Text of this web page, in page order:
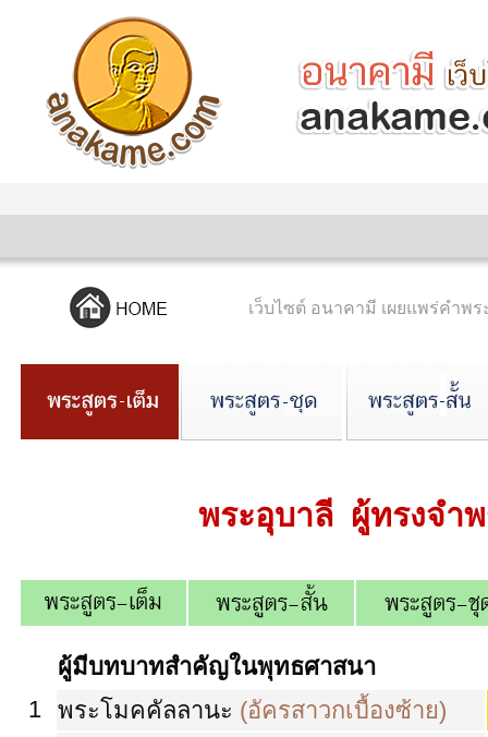
เว็บไซต์ อนาคามี เผยแพร่คำพ
พระอุบาลี ผู้ทรงจำ
ผู้มีบทบาทสำคัญในพุทธศาสนา
1
พระโมคคัลลานะ (อัครสาวกเบื้องซ้าย)